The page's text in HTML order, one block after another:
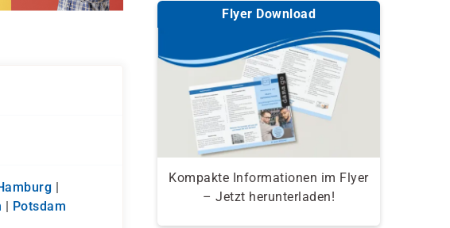
|
| Potsdam
Flyer Download
Kompakte Informationen im Flyer
– Jetzt herunterladen!